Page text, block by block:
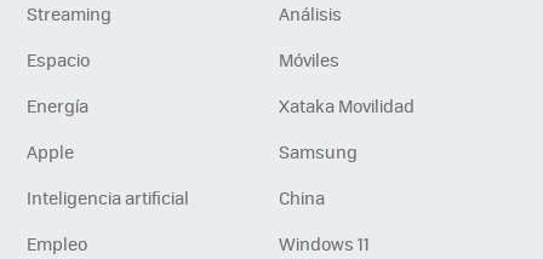
Streaming
Análisis
Espacio
Móviles
Energía
Xataka Movilidad
Apple
Samsung
Inteligencia artificial
China
Empleo
Windows 11